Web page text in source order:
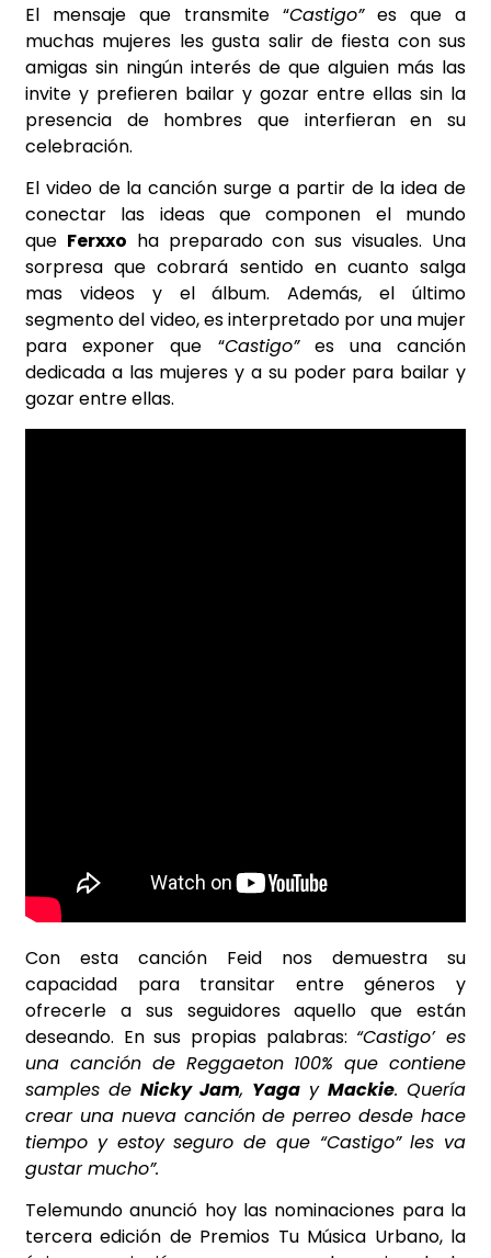
El mensaje que transmite “Castigo” es que a
muchas mujeres les gusta salir de fiesta con sus
amigas sin ningún interés de que alguien más las
invite y prefieren bailar y gozar entre ellas sin la
presencia de hombres que interfieran en su
celebración.
El video de la canción surge a partir de la idea de
conectar las ideas que componen el mundo
que Ferxxo ha preparado con sus visuales. Una
sorpresa que cobrará sentido en cuanto salga
mas videos y el álbum. Además, el último
segmento del video, es interpretado por una mujer
para exponer que “Castigo”
es una canción
dedicada a las mujeres y a su poder para bailar y
gozar entre ellas.
Con esta canción Feid nos demuestra su
capacidad para transitar entre géneros y
ofrecerle a sus seguidores aquello que están
deseando. En sus propias palabras: “Castigo’ es
una canción de Reggaeton 100% que contiene
samples de Nicky Jam, Yaga y Mackie. Quería
crear una nueva canción de perreo desde hace
tiempo y estoy seguro de que “Castigo” les va
gustar mucho”.
Telemundo anunció hoy las nominaciones para la
tercera edición de Premios Tu Música Urbano, la